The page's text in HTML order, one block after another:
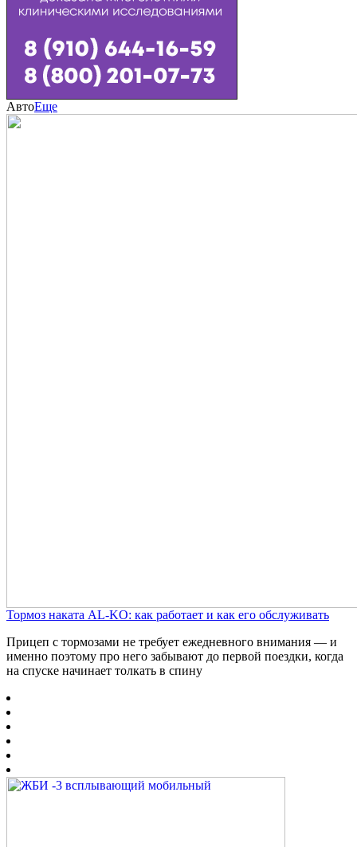
АвтоЕще
Тормоз наката AL-KO: как работает и как его обслуживать
Прицеп с тормозами не требует ежедневного внимания — и
именно поэтому про него забывают до первой поездки, когда
на спуске начинает толкать в спину